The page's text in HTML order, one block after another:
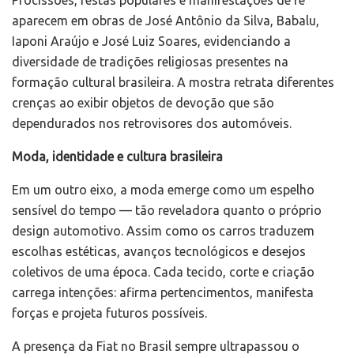
aparecem em obras de José Antônio da Silva, Babalu,
Iaponi Araújo e José Luiz Soares, evidenciando a
diversidade de tradições religiosas presentes na
formação cultural brasileira. A mostra retrata diferentes
crenças ao exibir objetos de devoção que são
dependurados nos retrovisores dos automóveis.
Moda, identidade e cultura brasileira
Em um outro eixo, a moda emerge como um espelho
sensível do tempo — tão reveladora quanto o próprio
design automotivo. Assim como os carros traduzem
escolhas estéticas, avanços tecnológicos e desejos
coletivos de uma época. Cada tecido, corte e criação
carrega intenções: afirma pertencimentos, manifesta
forças e projeta futuros possíveis.
A presença da Fiat no Brasil sempre ultrapassou o